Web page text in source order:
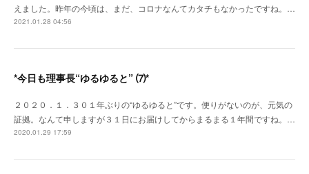
えました。昨年の今頃は、まだ、コロナなんてカタチもなかったですね。…
2021.01.28 04:56
*今日も理事長“ゆるゆると” ⑺*
２０２０．１．３０１年ぶりの“ゆるゆると”です。便りがないのが、元気の
証拠。なんて申しますが３１日にお届けしてからまるまる１年間ですね。…
2020.01.29 17:59